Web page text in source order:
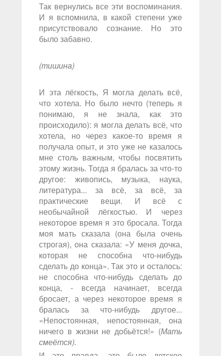
Так вернулись все эти воспоминания.
И я вспомнила, в какой степени уже
присутствовало сознание. Но это
было забавно.
(тишина)
И эта лёгкость, Я могла делать всё,
что хотела. Но было нечто (теперь я
понимаю, я не знала, как это
происходило): я могла делать всё, что
хотела, но через какое-то время я
получала опыт, и это уже не казалось
мне столь важным, чтобы посвятить
этому жизнь. Тогда я бралась за что-то
другое: живопись, музыка, наука,
литература... за всё, за всё, за
практические вещи. И всё с
необычайной лёгкостью. И через
некоторое время я это бросала. Тогда
моя мать сказала (она была очень
строгая), она сказала: «У меня дочка,
которая не способна что-нибудь
сделать до конца». Так это и осталось:
не способна что-нибудь сделать до
конца, - всегда начинает, всегда
бросает, а через некоторое время я
бралась за что-нибудь другое...
«Непостоянная, непостоянная, она
ничего в жизни не добьётся!» (Мать
смеётся).